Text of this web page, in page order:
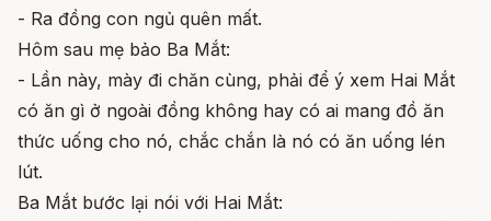
- Ra đồng con ngủ quên mất.
Hôm sau mẹ bảo Ba Mắt:
- Lần này, mày đi chăn cùng, phải để ý xem Hai Mắt
có ăn gì ở ngoài đồng không hay có ai mang đồ ăn
thức uống cho nó, chắc chắn là nó có ăn uống lén
lút.
Ba Mắt bước lại nói với Hai Mắt: